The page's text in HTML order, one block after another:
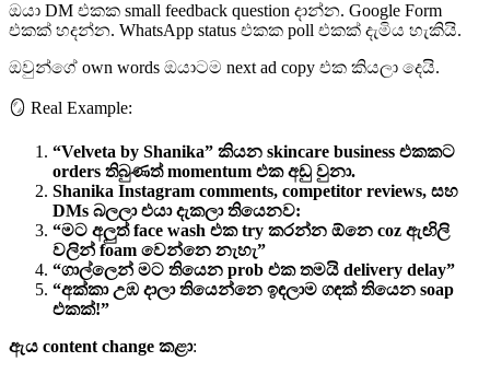
ඔයා DM එකක small feedback question දාන්න. Google Form
එකක් හදන්න. WhatsApp status එකක poll එකක් දැමිය හැකියි.
ඔවුන්ගේ own words ඔයාටම next ad copy එක කියලා දෙයි.
🪞 Real Example:
“Velveta by Shanika” කියන skincare business එකකට
orders තිබුණත් momentum එක අඩු වුනා.
Shanika Instagram comments, competitor reviews, සහ
DMs බලලා එයා දැකලා තියෙනව:
“මට අලුත් face wash එක try කරන්න ඕනෙ coz ඇඟිලි
වලින් foam වෙන්නෙ නැහැ”
“ගාල්ලෙන් මට තියෙන prob එක තමයි delivery delay”
“අක්කා උඹ දාලා තියෙන්නෙ ඉඳලාම ගඳක් තියෙන soap
එකක්!”
ඇය content change කළා: